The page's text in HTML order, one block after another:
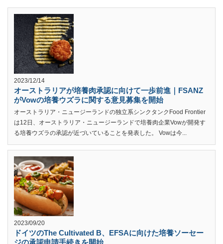
2023/12/14
オーストラリアが培養肉承認に向けて一歩前進｜FSANZ
がVowの培養ウズラに関する意見募集を開始
オーストラリア・ニュージーランドの独立系シンクタンクFood Frontier
は12日、オーストラリア・ニュージーランドで培養肉企業Vowが開発す
る培養ウズラの承認が近づいていることを発表した。 Vowは今...
2023/09/20
ドイツのThe Cultivated B、EFSAに向けた培養ソーセー
ジの承認申請手続きを開始